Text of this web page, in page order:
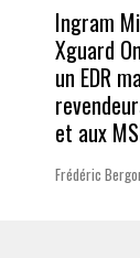
Ingram
Xguard
un EDR
et aux
Frédéric